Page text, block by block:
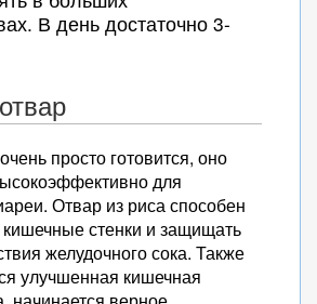
В день достаточно 3-
просто готовится, оно
для
Отвар из риса способен
кишечные стенки и защищать
желудочного сока. Также
улучшенная кишечная